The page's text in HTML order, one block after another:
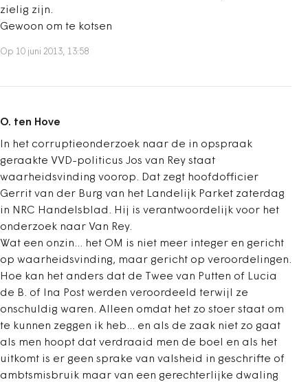
zielig zijn.
Gewoon om te kotsen
Op 10 juni 2013, 13:58
O. ten Hove
In het corruptieonderzoek naar de in opspraak
geraakte VVD-politicus Jos van Rey staat
waarheidsvinding voorop. Dat zegt hoofdofficier
Gerrit van der Burg van het Landelijk Parket zaterdag
in NRC Handelsblad. Hij is verantwoordelijk voor het
onderzoek naar Van Rey.
Wat een onzin... het OM is niet meer integer en gericht
op waarheidsvinding, maar gericht op veroordelingen.
Hoe kan het anders dat de Twee van Putten of Lucia
de B. of Ina Post werden veroordeeld terwijl ze
onschuldig waren. Alleen omdat het zo stoer staat om
te kunnen zeggen ik heb... en als de zaak niet zo gaat
als men hoopt dat verdraaid men de boel en als het
uitkomt is er geen sprake van valsheid in geschrifte of
ambtsmisbruik maar van een gerechterlijke dwaling